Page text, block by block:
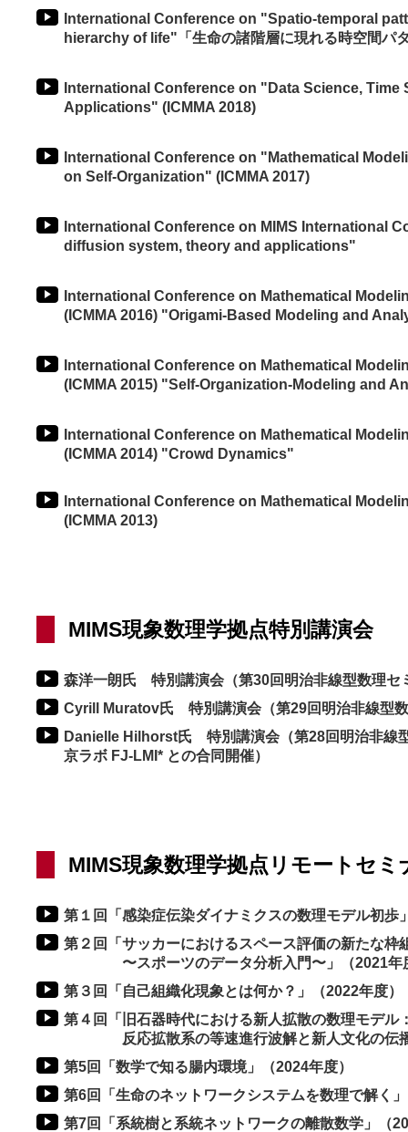
International Conference on "Spatio-temporal
hierarchy of life"「生命の諸階層に現れる時空間パ
International Conference on "Data Science, Time
Applications" (ICMMA 2018)
International Conference on "Mathematical
on Self-Organization" (ICMMA 2017)
International Conference on MIMS International
diffusion system, theory and applications"
International Conference on Mathematical
(ICMMA 2016) "Origami-Based Modeling and
International Conference on Mathematical
(ICMMA 2015) "Self-Organization-Modeling and
International Conference on Mathematical
(ICMMA 2014) "Crowd Dynamics"
International Conference on Mathematical
(ICMMA 2013)
MIMS現象数理学拠点特別講演会
森洋一朗氏 特別講演会（第30回明治非線型数理セ
Cyrill Muratov氏 特別講演会（第29回明治非線型
Danielle Hilhorst氏 特別講演会（第28回明治非線
京ラボ FJ-LMI* との合同開催）
MIMS現象数理学拠点リモートセミ
第１回「感染症伝染ダイナミクスの数理モデル初歩
第２回「サッカーにおけるスペース評価の新たな枠
〜スポーツのデータ分析入門〜」（2021年
第３回「自己組織化現象とは何か？」（2022年度）
第４回「旧石器時代における新人拡散の数理モデル
反応拡散系の等速進行波解と新人文化の伝播
第5回「数学で知る腸内環境」（2024年度）
第6回「生命のネットワークシステムを数理で解く
第7回「系統樹と系統ネットワークの離散数学」（